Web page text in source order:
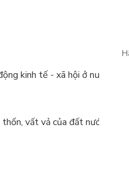
kinh tế - xã hội ở nước
vất vả của đất nước